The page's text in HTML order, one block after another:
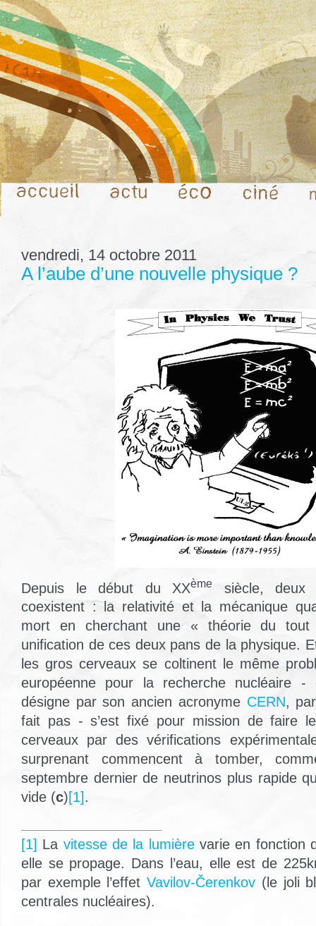
vendredi, 14 octobre 2011
A l’aube d’une nouvelle physique ?
Depuis le début du XXème
siècle, deux
coexistent : la relativité et la mécanique
mort en cherchant une « théorie du tout
unification de ces deux pans de la physique.
les gros cerveaux se coltinent le même
européenne pour la recherche nucléaire
désigne par son ancien acronyme CERN,
fait pas - s’est fixé pour mission de faire
cerveaux par des vérifications
surprenant commencent à tomber,
septembre dernier de neutrinos plus rapide
vide (c)[1].
[1] La vitesse de la lumièrevarie en fonction
elle se propage. Dans l’eau, elle est de
par exemple l’effetVavilov-Čerenkov (le joli
centrales nucléaires).